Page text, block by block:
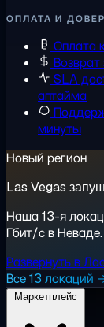
ОПЛАТА И
Оплата
Возврат
SLA
аптайма
минуты
Новый регион
Las Vegas
Наша 13-я
Гбит/с в
Развернуть в
Все 13 локаций